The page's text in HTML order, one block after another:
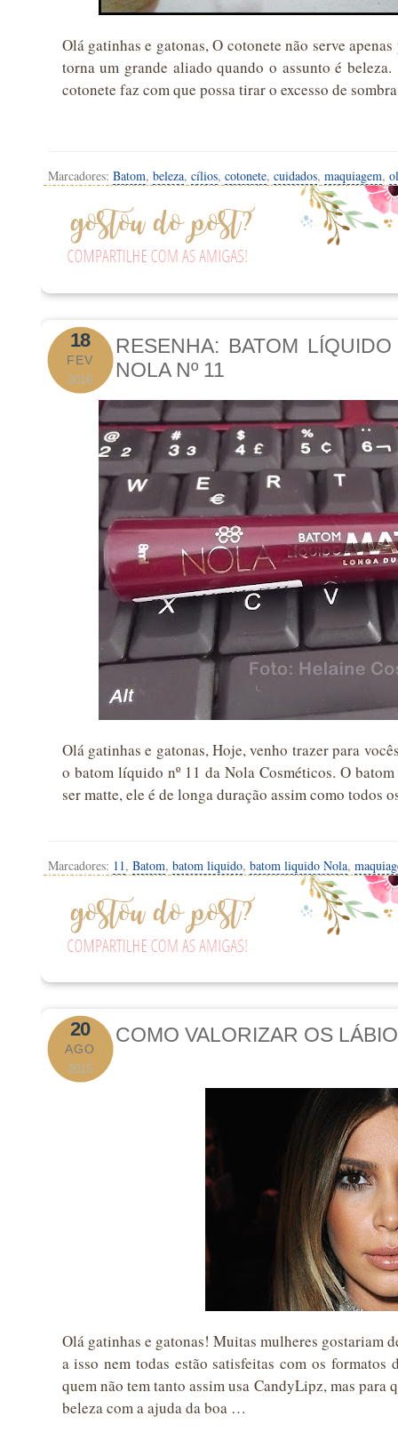
Olá gatinhas e gatonas, O cotonete não serve
torna um grande aliado quando o assunto é
cotonete faz com que possa tirar o excesso de
Marcadores: Batom, beleza, cílios, cotonete, cuidados, maquiagem,
18
FEV
2016
RESENHA: BATOM
NOLA Nº 11
Olá gatinhas e gatonas, Hoje, venho trazer para
o batom líquido nº 11 da Nola Cosméticos. O
ser matte, ele é de longa duração assim como todos
Marcadores: 11, Batom, batom liquido, batom liquido Nola,
20
AGO
2015
COMO VALORIZAR OS
Olá gatinhas e gatonas! Muitas mulheres gostariam
a isso nem todas estão satisfeitas com os
quem não tem tanto assim usa CandyLipz, mas
beleza com a ajuda da boa …